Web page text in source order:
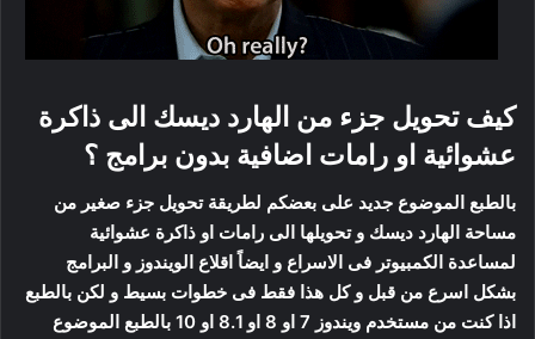
كيف تحويل جزء من الهارد ديسك الى ذاكرة
عشوائية او رامات اضافية بدون برامج ؟
بالطبع الموضوع جديد على بعضكم لطريقة تحويل جزء صغير من
مساحة الهارد ديسك و تحويلها الى رامات او ذاكرة عشوائية
لمساعدة الكمبيوتر فى الاسراع و ايضاً اقلاع الويندوز و البرامج
بشكل اسرع من قبل و كل هذا فقط فى خطوات بسيط و لكن بالطبع
اذا كنت من مستخدم ويندوز 7 او 8 او 8.1 او 10 بالطبع الموضوع